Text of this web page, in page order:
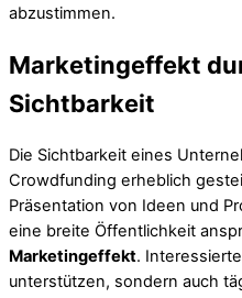
abzustimmen.
Marketingeffekt
Sichtbarkeit
Die Sichtbarkeit eines
Crowdfunding erheblich
Präsentation von Ideen und
eine breite Öffentlichkeit
Marketingeffekt.
unterstützen, sondern auch